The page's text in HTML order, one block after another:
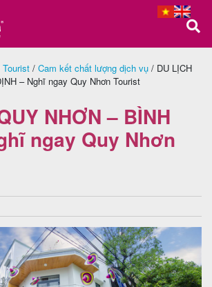
/ Cam kết chất lượng dịch vụ / DU LỊCH
– Nghĩ ngay Quy Nhơn Tourist
NHƠN – BÌNH
ngay Quy Nhơn